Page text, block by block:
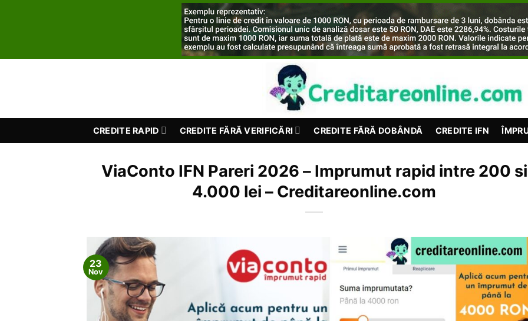
CREDITE RAPID CREDITE FĂRĂ VERIFICĂRI CREDITE FĂRĂ DOBÂNDĂ CREDITE IFN
ViaConto IFN Pareri 2026 – Imprumut rapid intre 200 si
4.000 lei – Creditareonline.com
23
Nov